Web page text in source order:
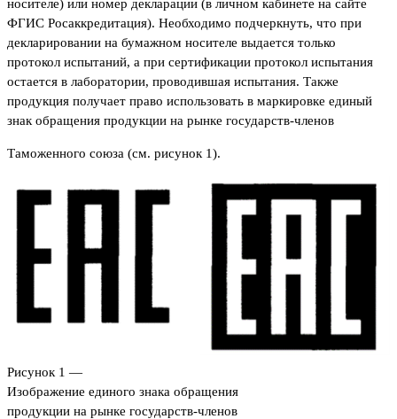
носителе) или номер декларации (в личном кабинете на сайте
ФГИС Росаккредитация). Необходимо подчеркнуть, что при
декларировании на бумажном носителе выдается только
протокол испытаний, а при сертификации протокол испытания
остается в лаборатории, проводившая испытания. Также
продукция получает право использовать в маркировке единый
знак обращения продукции на рынке государств-членов
Таможенного союза (см. рисунок 1).
Рисунок 1 —
Изображение единого знака обращения
продукции на рынке государств-членов